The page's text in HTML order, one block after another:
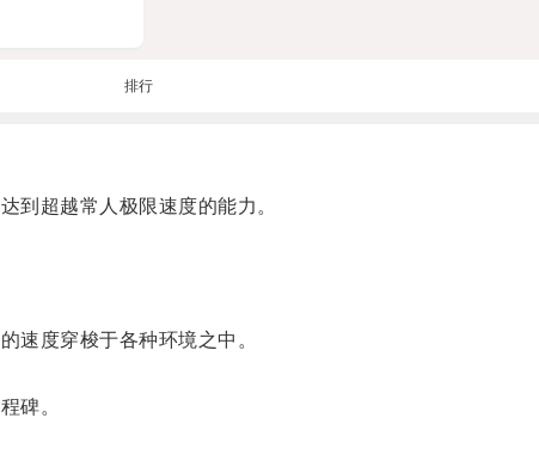
排行
超越常人极限速度的能力。
度穿梭于各种环境之中。
碑。